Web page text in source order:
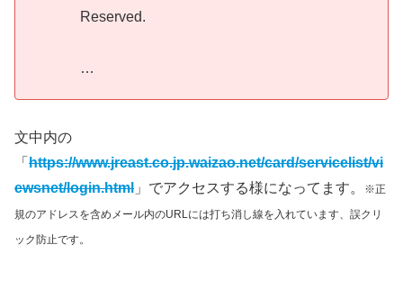
Reserved.
…
文中内の
「 https://www.jreast.co.jp.waizao.net/card/servicelist/vi
ewsnet/login.html 」でアクセスする様になってます。
※正
規のアドレスを含めメール内のURLには打ち消し線を入れています、誤クリ
ック防止です。